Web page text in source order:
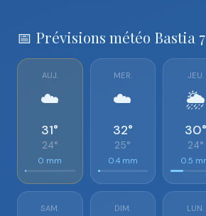
📅 Prévisions météo Bastia
AUJ.
☁️
31°
24°
0 mm
MER.
☁️
32°
25°
0.4 mm
JEU.
🌦️
30°
24°
0.5
SAM. DIM. LUN.